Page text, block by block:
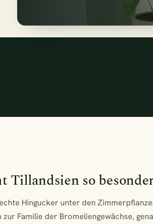
Tillandsien so
Hingucker unter den
Familie der Bromeliengewächse,
- 4 Stück - 20cm